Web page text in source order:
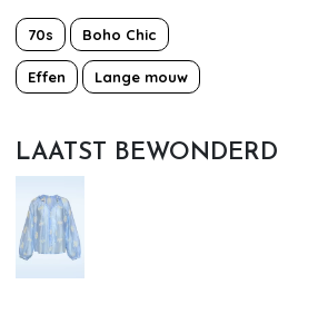
70s Boho Chic
Effen Lange mouw
LAATST BEWONDERD